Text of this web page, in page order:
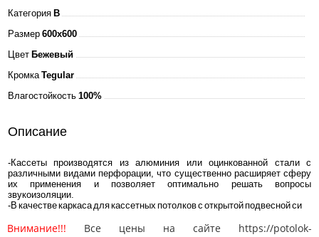
Категория B
Размер 600x600
Цвет Бежевый
Кромка Tegular
Влагостойкость 100%
Описание
-Кассеты производятся из алюминия или оцинкованной стали с
различными видами перфорации, что существенно расширяет сферу
их применения и позволяет оптимально решать вопросы
звукоизоляции.
-В качестве каркаса для кассетных потолков с открытой подвесной си
Внимание!!! Все цены на сайте https://potolok-